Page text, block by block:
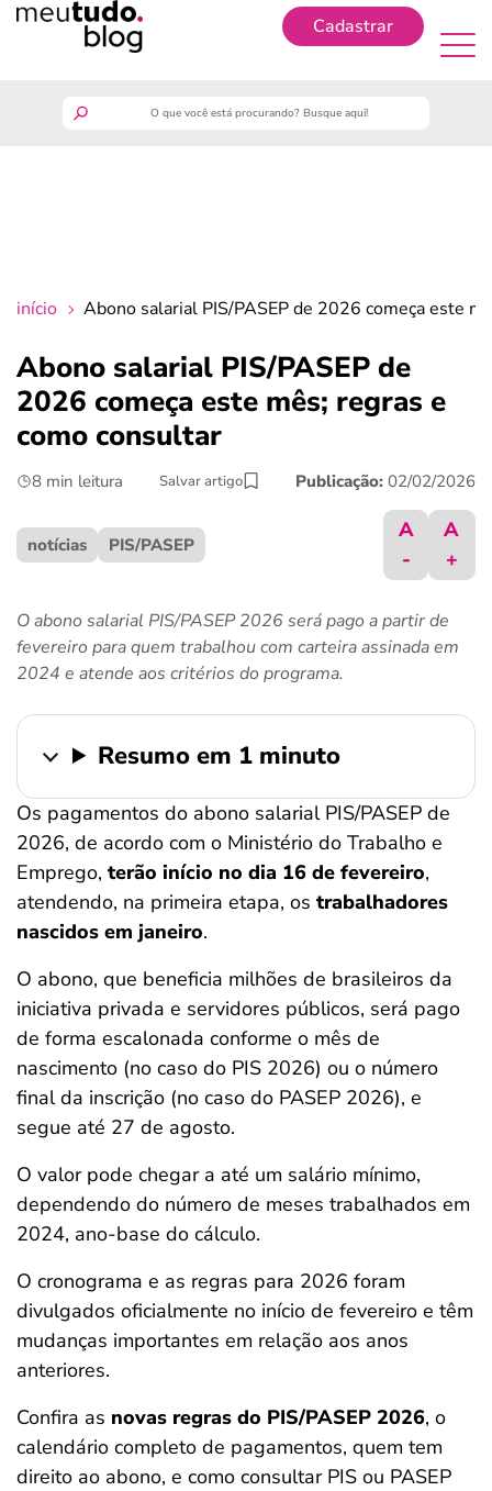
Cadastrar
crédito fácil
início Abono salarial PIS/PASEP de 2026 começa este
Abono salarial PIS/PASEP de
2026 começa este mês; regras e
como consultar
8 min leitura Salvar artigo Publicação: 02/02/2026
notícias PIS/PASEP
A
-
A
+
O abono salarial PIS/PASEP 2026 será pago a partir de
fevereiro para quem trabalhou com carteira assinada em
2024 e atende aos critérios do programa.
Resumo em 1 minuto
Os pagamentos do abono salarial PIS/PASEP de
2026, de acordo com o Ministério do Trabalho e
Emprego, terão início no dia 16 de fevereiro,
atendendo, na primeira etapa, os trabalhadores
nascidos em janeiro.
O abono, que beneficia milhões de brasileiros da
iniciativa privada e servidores públicos, será pago
de forma escalonada conforme o mês de
nascimento (no caso do PIS 2026) ou o número
final da inscrição (no caso do PASEP 2026), e
segue até 27 de agosto.
O valor pode chegar a até um salário mínimo,
dependendo do número de meses trabalhados em
2024, ano-base do cálculo.
O cronograma e as regras para 2026 foram
divulgados oficialmente no início de fevereiro e têm
mudanças importantes em relação aos anos
anteriores.
Confira as novas regras do PIS/PASEP 2026, o
calendário completo de pagamentos, quem tem
direito ao abono, e como consultar PIS ou PASEP